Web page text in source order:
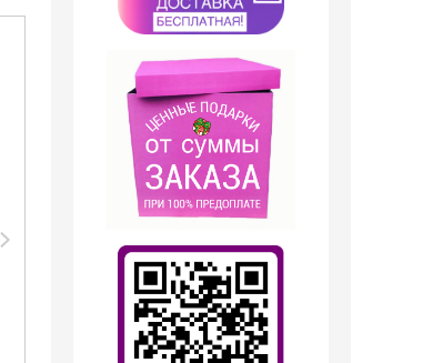
Дезодорант Shaik
Парфюмированный
дезодорант № 131
Creed Aventus for
Акция
SHAIK /
Парфюмерная вода
№131 Creed Aventus
for Men 10 ml